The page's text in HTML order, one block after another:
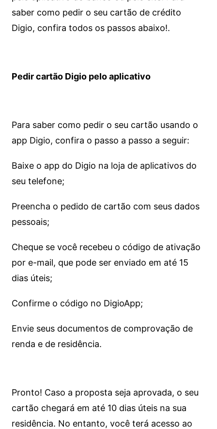
saber como pedir o seu cartão de crédito
Digio, confira todos os passos abaixo!.
Pedir cartão Digio pelo aplicativo
Para saber como pedir o seu cartão usando o
app Digio, confira o passo a passo a seguir:
Baixe o app do Digio na loja de aplicativos do
seu telefone;
Preencha o pedido de cartão com seus dados
pessoais;
Cheque se você recebeu o código de ativação
por e-mail, que pode ser enviado em até 15
dias úteis;
Confirme o código no DigioApp;
Envie seus documentos de comprovação de
renda e de residência.
Pronto! Caso a proposta seja aprovada, o seu
cartão chegará em até 10 dias úteis na sua
residência. No entanto, você terá acesso ao